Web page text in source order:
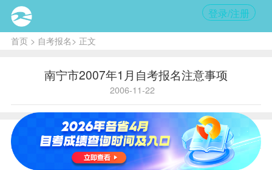
登录/注册
首页> 自考报名> 正文
南宁市2007年1月自考报名注意事项
2006-11-22